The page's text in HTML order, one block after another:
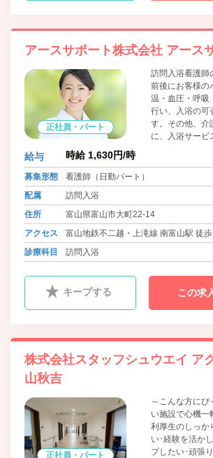
アースサポート株式会社 アース
正社員・パート
訪問入浴看護師
前後にお客様の
温・血圧・呼吸
行い、入浴の可
す。その他、介
に、入浴サービ
いう仕事を通じ
この上なく幸せ
の技術をもっと
た仕事仲間と成
給与 時給 1,630円/時
募集形態
看護師（日勤パート）
配属
訪問入浴
住所
富山県富山市大町22-14
アクセス
富山地鉄不二越・上滝線 南富山駅 徒
診療科目
訪問入浴
キープする この求
株式会社スタッフシュウエイ ア
山秋吉
正社員・パート
～こんな方にぴ
い施設で心機一
利厚生のしっか
い･経験を活か
プしたい･頑張